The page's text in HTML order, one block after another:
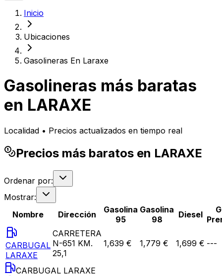
Inicio
Ubicaciones
Gasolineras En Laraxe
Gasolineras más baratas
en LARAXE
Localidad • Precios actualizados en tiempo real
Precios más baratos en LARAXE
Ordenar por:
Mostrar:
Nombre
Dirección
Gasolina
95
Gasolina
98
Diesel
CARBUGAL
LARAXE
CARRETERA
N-651 KM.
25,1
1,639 € 1,779 € 1,699 € ---
CARBUGAL LARAXE